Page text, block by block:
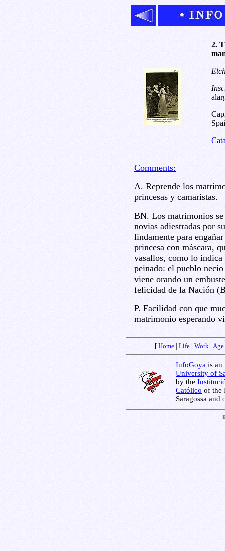
2.
Comments:
A. Reprende los
princesas y camaristas.
BN. Los matrimonios se
novias adiestradas por
lindamente para
princesa con máscara,
vasallos, como lo
peinado: el pueblo
viene orando un
felicidad de la Nación
P. Facilidad con que
matrimonio esperando
[ Home | Life | Work | Age
InfoGoya is an
University of
by the
Católico of the
Saragossa and